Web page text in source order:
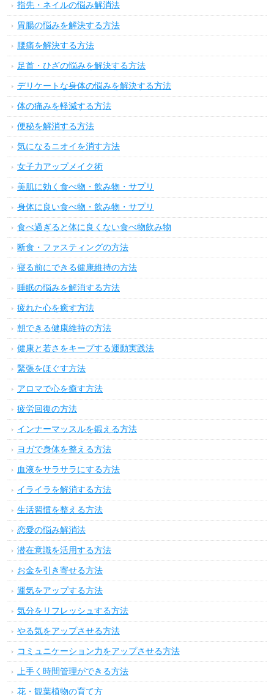
指先・ネイルの悩み解消法
胃腸の悩みを解決する方法
腰痛を解決する方法
足首・ひざの悩みを解決する方法
デリケートな身体の悩みを解決する方法
体の痛みを軽減する方法
便秘を解消する方法
気になるニオイを消す方法
女子力アップメイク術
美肌に効く食べ物・飲み物・サプリ
身体に良い食べ物・飲み物・サプリ
食べ過ぎると体に良くない食べ物飲み物
断食・ファスティングの方法
寝る前にできる健康維持の方法
睡眠の悩みを解消する方法
疲れた心を癒す方法
朝できる健康維持の方法
健康と若さをキープする運動実践法
緊張をほぐす方法
アロマで心を癒す方法
疲労回復の方法
インナーマッスルを鍛える方法
ヨガで身体を整える方法
血液をサラサラにする方法
イライラを解消する方法
生活習慣を整える方法
恋愛の悩み解消法
潜在意識を活用する方法
お金を引き寄せる方法
運気をアップする方法
気分をリフレッシュする方法
やる気をアップさせる方法
コミュニケーション力をアップさせる方法
上手く時間管理ができる方法
花・観葉植物の育て方